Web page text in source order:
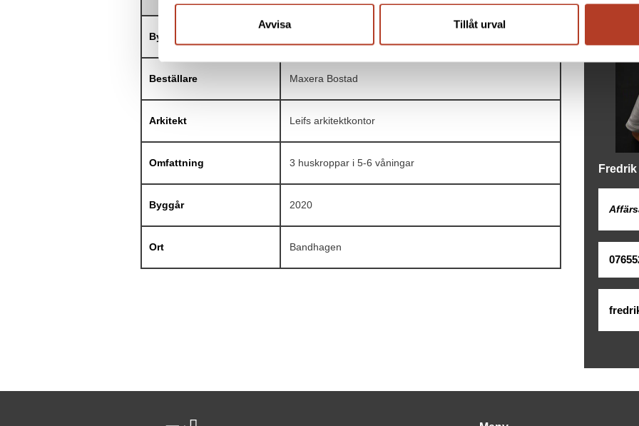
Avvisa Tillåt urval
Byggherre
Beställare Maxera Bostad
Arkitekt Leifs arkitektkontor
Omfattning 3 huskroppar i 5-6 våningar
Byggår 2020
Ort Bandhagen